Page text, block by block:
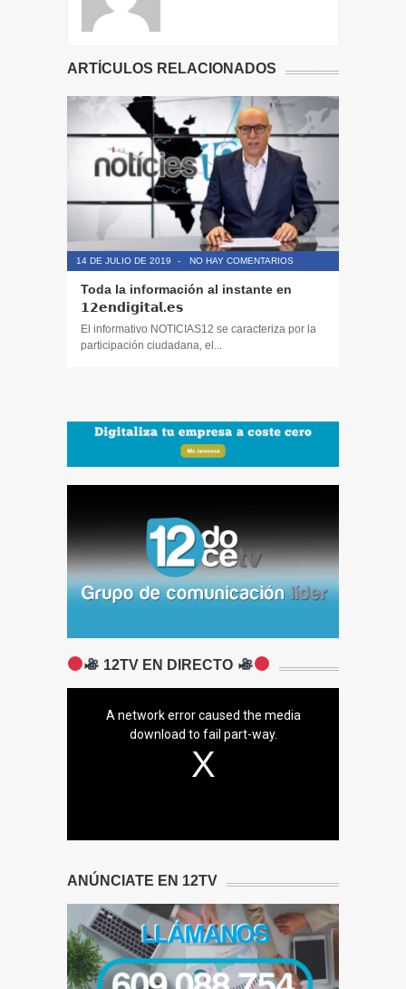
ARTÍCULOS RELACIONADOS
14 DE JULIO DE 2019 - NO HAY COMENTARIOS
Toda la información al instante en
𝟭𝟮𝗲𝗻𝗱𝗶𝗴𝗶𝘁𝗮𝗹.𝗲𝘀
El informativo NOTICIAS12 se caracteriza por la
participación ciudadana, el...
12TV EN DIRECTO
A network error caused the media
download to fail part-way.
ANÚNCIATE EN 12TV